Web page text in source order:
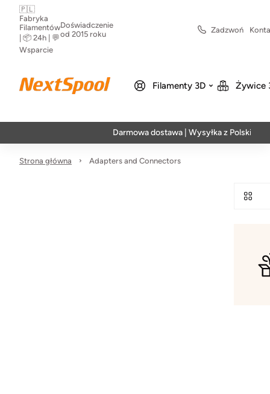
🇵🇱
Fabryka
Filamentów
| 📦 24h | 💬
Wsparcie
Doświadczenie
od 2015 roku
Zadzwoń
Filamenty 3D Żywice
Darmowa dostawa | Wysyłka z Polski |
Strona główna Adapters and Connectors